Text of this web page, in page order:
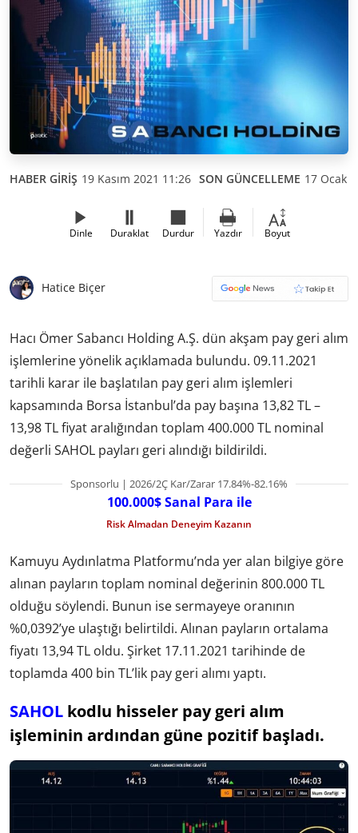
HABER GİRİŞ 19 Kasım 2021 11:26 SON GÜNCELLEME 17 Ocak
Dinle Duraklat Durdur Yazdır Boyut
Hatice Biçer
Hacı Ömer Sabancı Holding A.Ş. dün akşam pay geri alım
işlemlerine yönelik açıklamada bulundu. 09.11.2021
tarihli karar ile başlatılan pay geri alım işlemleri
kapsamında Borsa İstanbul’da pay başına 13,82 TL –
13,98 TL fiyat aralığından toplam 400.000 TL nominal
değerli SAHOL payları geri alındığı bildirildi.
Sponsorlu | 2026/2Ç Kar/Zarar 17.84%-82.16%
100.000$ Sanal Para ile
Risk Almadan Deneyim Kazanın
Kamuyu Aydınlatma Platformu’nda yer alan bilgiye göre
alınan payların toplam nominal değerinin 800.000 TL
olduğu söylendi. Bunun ise sermayeye oranının
%0,0392’ye ulaştığı belirtildi. Alınan payların ortalama
fiyatı 13,94 TL oldu. Şirket 17.11.2021 tarihinde de
toplamda 400 bin TL’lik pay geri alımı yaptı.
SAHOL kodlu hisseler pay geri alım
işleminin ardından güne pozitif başladı.